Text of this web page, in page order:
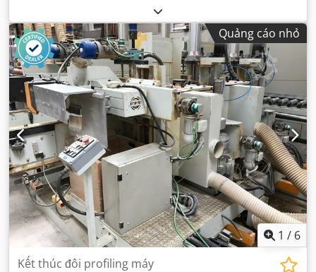
Quảng cáo nhỏ
1 / 6
Kết thúc đôi profiling máy